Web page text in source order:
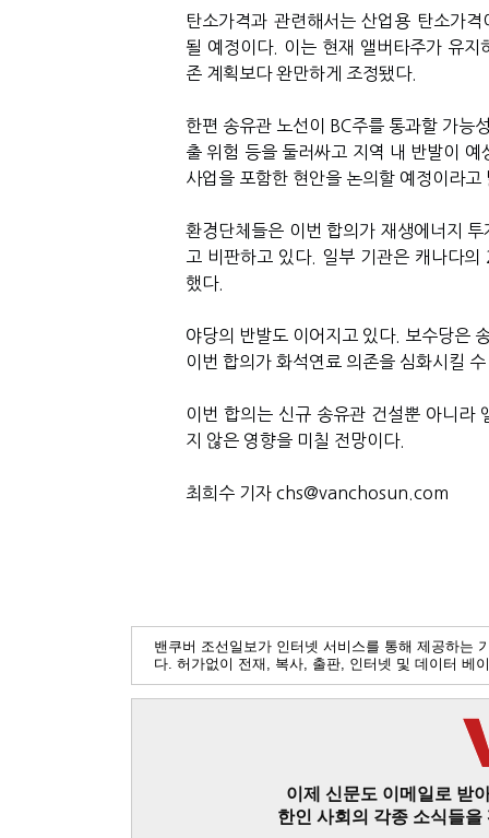
탄소가격과 관련해서는 산업용 탄소가
될 예정이다. 이는 현재 앨버타주가 유
존 계획보다 완만하게 조정됐다.
한편 송유관 노선이 BC주를 통과할 가능
출 위험 등을 둘러싸고 지역 내 반발이
사업을 포함한 현안을 논의할 예정이라고
환경단체들은 이번 합의가 재생에너지
고 비판하고 있다. 일부 기관은 캐나다
했다.
야당의 반발도 이어지고 있다. 보수당은
이번 합의가 화석연료 의존을 심화시킬
이번 합의는 신규 송유관 건설뿐 아니라
지 않은 영향을 미칠 전망이다.
최희수 기자 chs@vanchosun.com
밴쿠버 조선일보가 인터넷 서비스를 통해 제공하는
다. 허가없이 전재, 복사, 출판, 인터넷 및 데이터 베
이제 신문도 이메일로 받
한인 사회의 각종 소식들